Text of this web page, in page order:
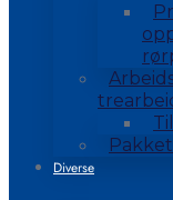
Diverse